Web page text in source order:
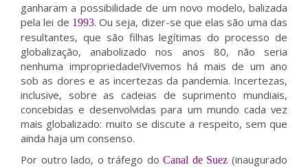
ganharam a possibilidade de um novo modelo, balizada
pela lei de 1993. Ou seja, dizer-se que elas são uma das
resultantes, que são filhas legítimas do processo de
globalização, anabolizado nos anos 80, não seria
nenhuma impropriedade!Vivemos há mais de um ano
sob as dores e as incertezas da pandemia. Incertezas,
inclusive, sobre as cadeias de suprimento mundiais,
concebidas e desenvolvidas para um mundo cada vez
mais globalizado: muito se discute a respeito, sem que
ainda haja um consenso.
Por outro lado, o tráfego doCanal de Suez (inaugurado